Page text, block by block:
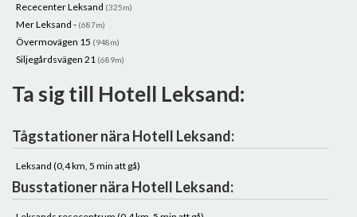
Rececenter Leksand (325m)
Mer Leksand - (687m)
Övermovägen 15 (948m)
Siljegårdsvägen 21 (689m)
Ta sig till Hotell Leksand:
Tågstationer nära Hotell Leksand:
Leksand (0,4 km, 5 min att gå)
Busstationer nära Hotell Leksand: